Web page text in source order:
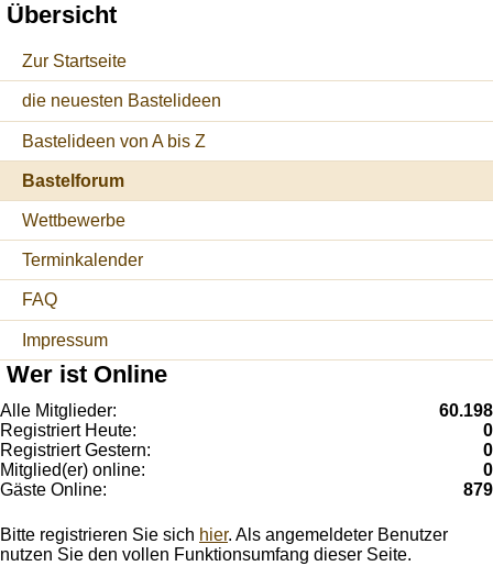
Übersicht
Zur Startseite
die neuesten Bastelideen
Bastelideen von A bis Z
Bastelforum
Wettbewerbe
Terminkalender
FAQ
Impressum
Wer ist Online
Alle Mitglieder:
60.198
Registriert Heute:
0
Registriert Gestern:
0
Mitglied(er) online:
0
Gäste Online:
879
Bitte registrieren Sie sich hier. Als angemeldeter Benutzer
nutzen Sie den vollen Funktionsumfang dieser Seite.